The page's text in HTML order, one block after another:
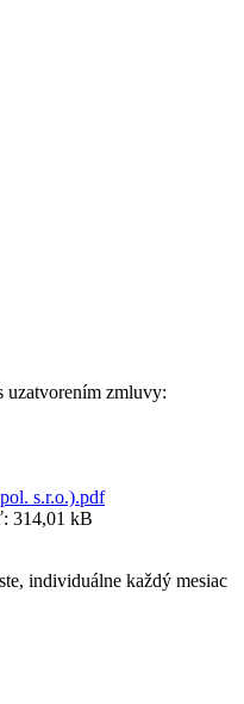
uzatvorením zmluvy:
s.r.o.).pdf
314,01 kB
individuálne každý mesiac